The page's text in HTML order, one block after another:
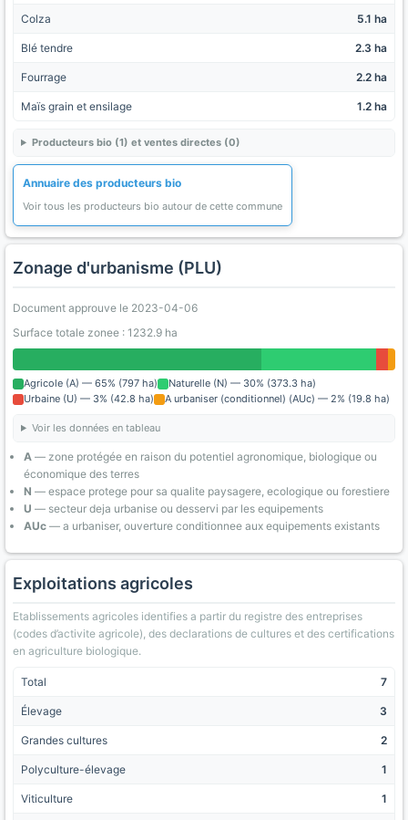
Colza 5.1 ha
Blé tendre 2.3 ha
Fourrage 2.2 ha
Maïs grain et ensilage 1.2 ha
Producteurs bio (1) et ventes directes (0)
Annuaire des producteurs bio
Voir tous les producteurs bio autour de cette commune
Zonage d'urbanisme (PLU)
Document approuve le 2023-04-06
Surface totale zonee : 1232.9 ha
Agricole (A) — 65% (797 ha)
Naturelle (N) — 30% (373.3 ha)
Urbaine (U) — 3% (42.8 ha)
A urbaniser (conditionnel) (AUc) — 2% (19.8 ha)
Voir les données en tableau
A — zone protégée en raison du potentiel agronomique, biologique ou
économique des terres
N — espace protege pour sa qualite paysagere, ecologique ou forestiere
U — secteur deja urbanise ou desservi par les equipements
AUc — a urbaniser, ouverture conditionnee aux equipements existants
Exploitations agricoles
Etablissements agricoles identifies a partir du registre des entreprises
(codes d’activite agricole), des declarations de cultures et des certifications
en agriculture biologique.
Total 7
Élevage 3
Grandes cultures 2
Polyculture-élevage 1
Viticulture 1